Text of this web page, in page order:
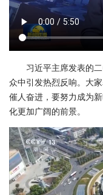
习近平主席发表的
众中引发热烈反响。大
催人奋进，要努力成为
化更加广阔的前景。